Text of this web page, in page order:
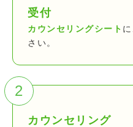
受付
カウンセリングシート
さい。
2
カウンセリング